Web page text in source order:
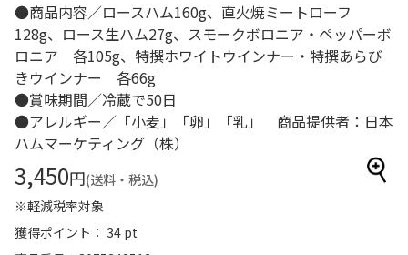
●商品内容／ロースハム160g、直火焼ミートローフ
128g、ロース生ハム27g、スモークボロニア・ペッパーボ
ロニア 各105g、特撰ホワイトウインナー・特撰あらび
きウインナー 各66g
●賞味期間／冷蔵で50日
●アレルギー／「小麦」「卵」「乳」 商品提供者：日本
ハムマーケティング（株）
3,450円(送料・税込)
※軽減税率対象
獲得ポイント： 34 pt